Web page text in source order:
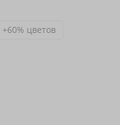
+60% цветов